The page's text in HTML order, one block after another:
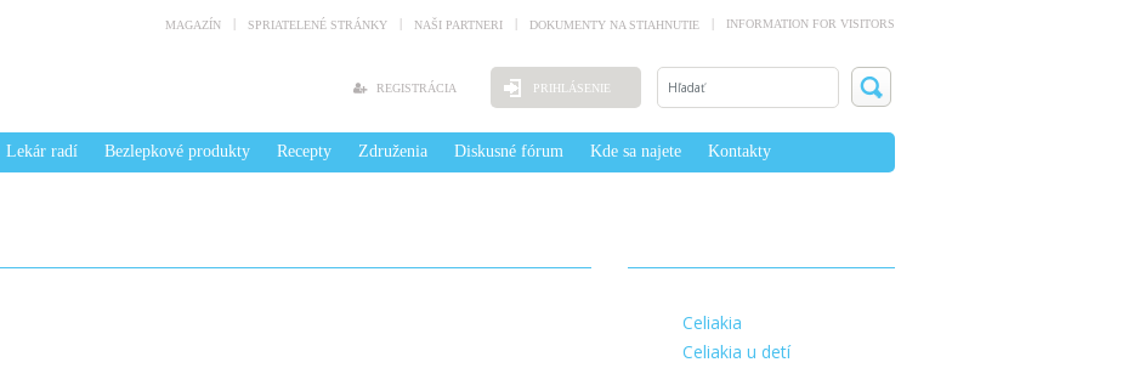
MAGAZÍN SPRIATELENÉ STRÁNKY NAŠI PARTNERI DOKUMENTY NA STIAHNUTIE INFORMATION FOR VISITORS
REGISTRÁCIA PRIHLÁSENIE
Lekár radí Bezlepkové produkty Recepty Združenia Diskusné fórum Kde sa najete Kontakty
Celiakia
Celiakia u detí